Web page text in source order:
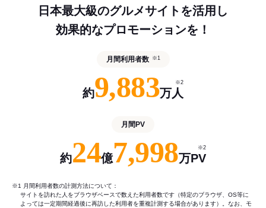
日本最大級のグルメサイトを活用し
効果的なプロモーションを！
月間利用者数 ※1
約9,883万人
※2
月間PV
約24億7,998万PV
※2
※1 月間利用者数の計測方法について：
サイトを訪れた人をブラウザベースで数えた利用者数です（特定のブラウザ、OS等に
よっては一定期間経過後に再訪した利用者を重複計測する場合があります）。なお、モ